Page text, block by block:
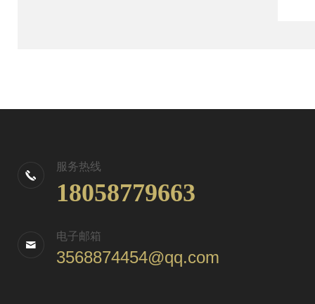
服务热线
18058779663
电子邮箱
3568874454@qq.com